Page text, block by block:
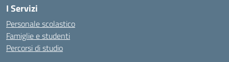
I Servizi
Personale scolastico
Famiglie e studenti
Percorsi di studio